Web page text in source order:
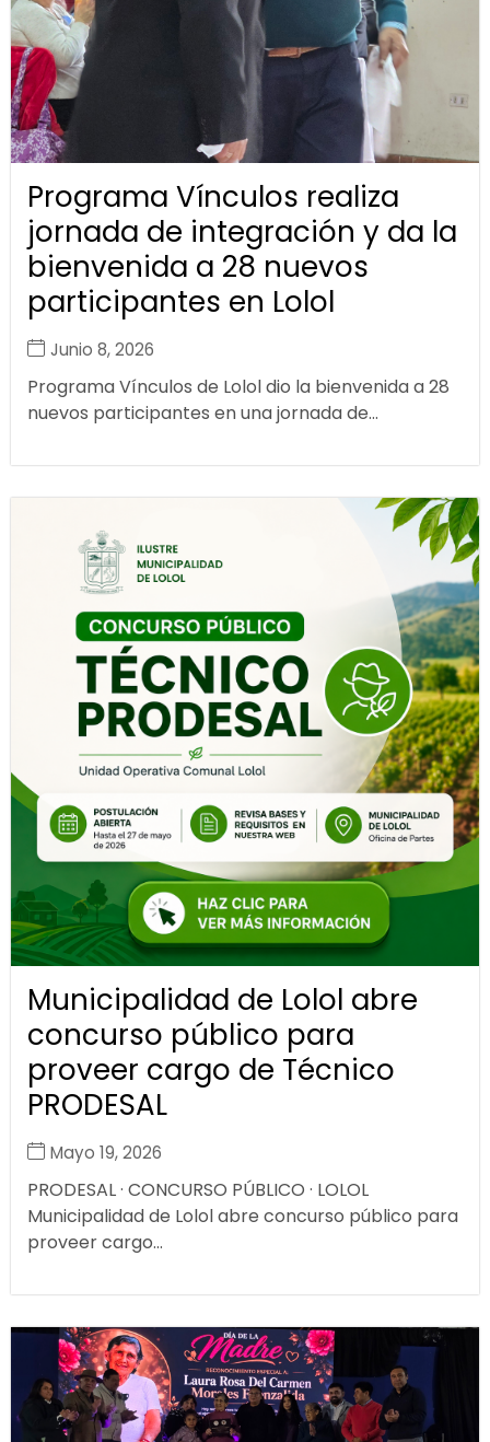
Programa Vínculos realiza
jornada de integración y da la
bienvenida a 28 nuevos
participantes en Lolol
Junio 8, 2026
Programa Vínculos de Lolol dio la bienvenida a 28
nuevos participantes en una jornada de...
Municipalidad de Lolol abre
concurso público para
proveer cargo de Técnico
PRODESAL
Mayo 19, 2026
PRODESAL · CONCURSO PÚBLICO · LOLOL
Municipalidad de Lolol abre concurso público para
proveer cargo...